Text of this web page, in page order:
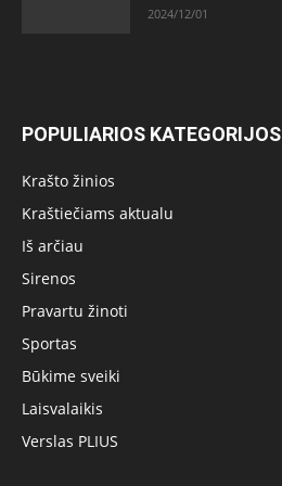
2024/12/01
POPULIARIOS KATEGORIJOS
Krašto žinios
Kraštiečiams aktualu
Iš arčiau
Sirenos
Pravartu žinoti
Sportas
Būkime sveiki
Laisvalaikis
Verslas PLIUS